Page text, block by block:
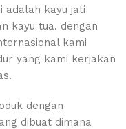
adalah kayu jati
kayu tua. dengan
kami
yang kami kerjakan
dengan
dibuat dimana